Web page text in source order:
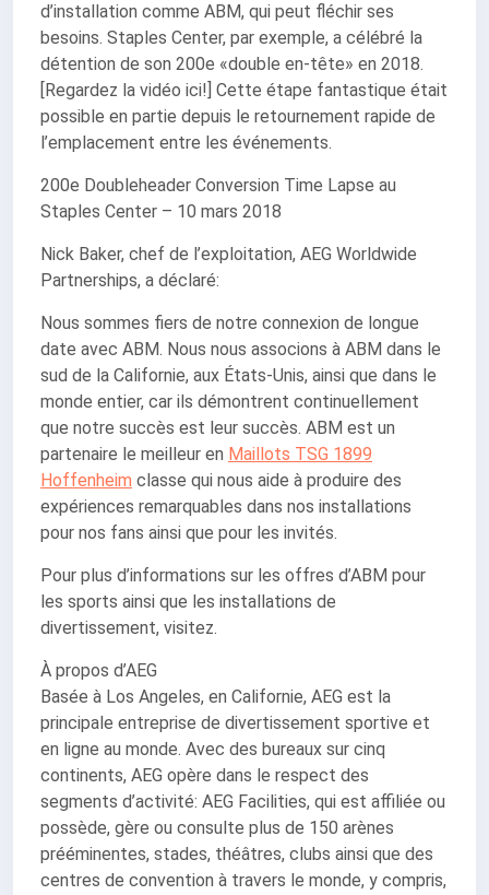
d’installation comme ABM, qui peut fléchir ses
besoins. Staples Center, par exemple, a célébré la
détention de son 200e «double en-tête» en 2018.
[Regardez la vidéo ici!] Cette étape fantastique était
possible en partie depuis le retournement rapide de
l’emplacement entre les événements.
200e Doubleheader Conversion Time Lapse au
Staples Center – 10 mars 2018
Nick Baker, chef de l’exploitation, AEG Worldwide
Partnerships, a déclaré:
Nous sommes fiers de notre connexion de longue
date avec ABM. Nous nous associons à ABM dans le
sud de la Californie, aux États-Unis, ainsi que dans le
monde entier, car ils démontrent continuellement
que notre succès est leur succès. ABM est un
partenaire le meilleur en Maillots TSG 1899
Hoffenheim classe qui nous aide à produire des
expériences remarquables dans nos installations
pour nos fans ainsi que pour les invités.
Pour plus d’informations sur les offres d’ABM pour
les sports ainsi que les installations de
divertissement, visitez.
À propos d’AEG
Basée à Los Angeles, en Californie, AEG est la
principale entreprise de divertissement sportive et
en ligne au monde. Avec des bureaux sur cinq
continents, AEG opère dans le respect des
segments d’activité: AEG Facilities, qui est affiliée ou
possède, gère ou consulte plus de 150 arènes
prééminentes, stades, théâtres, clubs ainsi que des
centres de convention à travers le monde, y compris,